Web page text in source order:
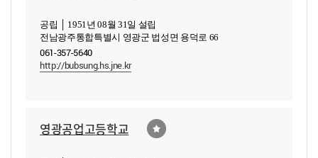
공립 │ 1951년 08월 31일 설립
전남광주통합특별시 영광군 법성면 용덕로 66
061-357-5640
http://bubsung.hs.jne.kr
영광공업고등학교